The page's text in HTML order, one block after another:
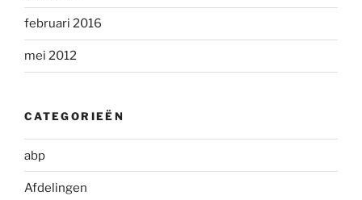
februari 2016
mei 2012
CATEGORIEËN
abp
Afdelingen